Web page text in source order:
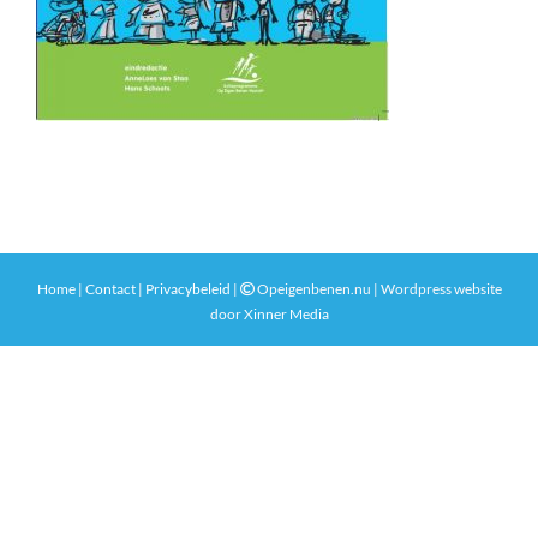
Home| Contact| Privacybeleid |
Opeigenbenen.nu | Wordpress website
doorXinner Media